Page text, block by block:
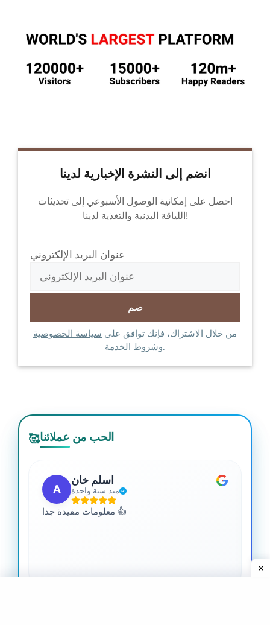
انضم إلى النشرة الإخبارية لدينا
احصل على إمكانية الوصول الأسبوعي إلى تحديثات
اللياقة البدنية والتغذية لدينا!
عنوان البريد الإلكتروني
من خلال الاشتراك، فإنك توافق على سياسة الخصوصية
وشروط الخدمة.
🥰الحب من عملائنا
A
اسلم خان
منذ سنة واحدة
معلومات مفيدة جدا 👍